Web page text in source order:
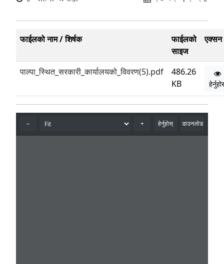
फाईलको नाम / शिर्षक
फाईलको
साइज
एक्सन
पाल्पा_स्थित_सरकारी_कार्यालयको_विवरण(5).pdf
486.26
KB